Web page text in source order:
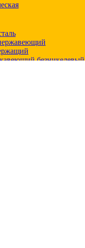
безникелевый